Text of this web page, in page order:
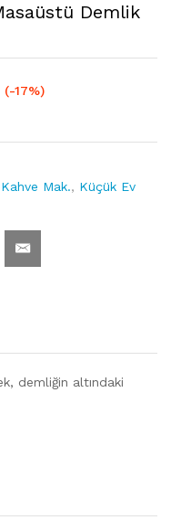
Demlik
(-17%)
Mak., Küçük Ev
demliğin altındaki